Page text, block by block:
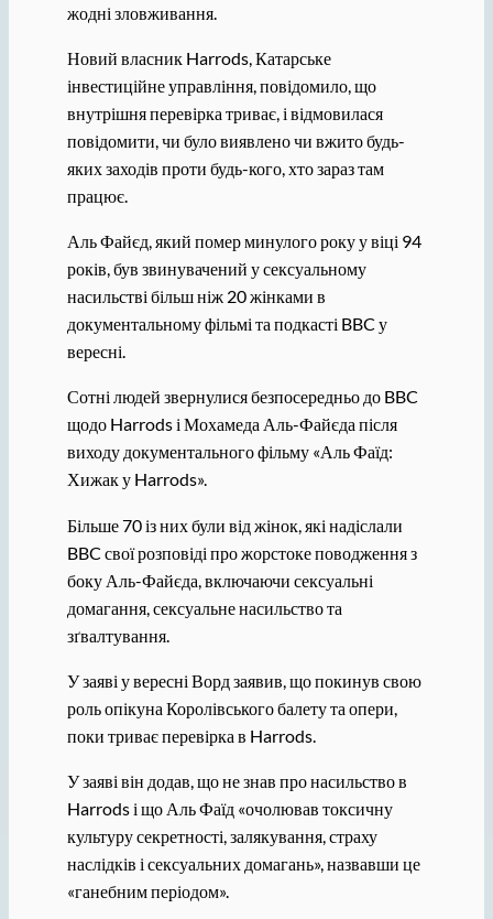
жодні зловживання.
Новий власник Harrods, Катарське
інвестиційне управління, повідомило, що
внутрішня перевірка триває, і відмовилася
повідомити, чи було виявлено чи вжито будь-
яких заходів проти будь-кого, хто зараз там
працює.
Аль Файєд, який помер минулого року у віці 94
років, був звинувачений у сексуальному
насильстві більш ніж 20 жінками в
документальному фільмі та подкасті BBC у
вересні.
Сотні людей звернулися безпосередньо до BBC
щодо Harrods і Мохамеда Аль-Файєда після
виходу документального фільму «Аль Фаїд:
Хижак у Harrods».
Більше 70 із них були від жінок, які надіслали
BBC свої розповіді про жорстоке поводження з
боку Аль-Файєда, включаючи сексуальні
домагання, сексуальне насильство та
зґвалтування.
У заяві у вересні Ворд заявив, що покинув свою
роль опікуна Королівського балету та опери,
поки триває перевірка в Harrods.
У заяві він додав, що не знав про насильство в
Harrods і що Аль Фаїд «очолював токсичну
культуру секретності, залякування, страху
наслідків і сексуальних домагань», назвавши це
«ганебним періодом».